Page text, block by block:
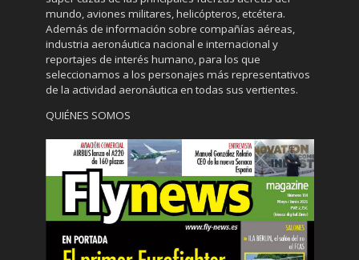
mundo, aviones militares, helicópteros, etcétera.
Además de información sobre compañías aéreas,
industria aeronáutica nacional e internacional y
reportajes de interés humano, para los que
seleccionamos a los personajes más representativos
de la actividad aeronáutica en todas sus vertientes.
QUIÉNES SOMOS